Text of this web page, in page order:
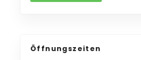
Öffnungszeiten